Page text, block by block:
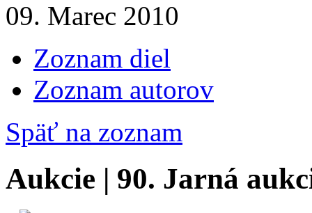
09. Marec 2010
Zoznam diel
Zoznam autorov
Späť na zoznam
Aukcie | 90. Jarná